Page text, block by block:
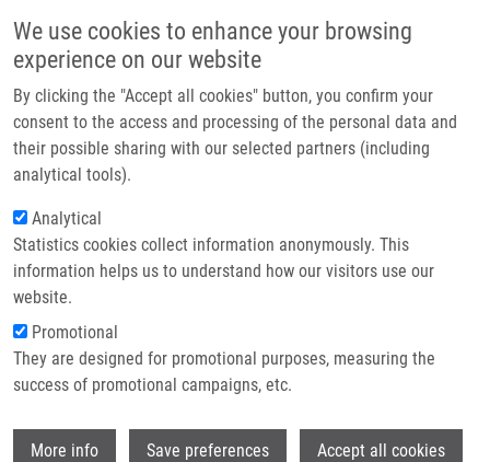
We use cookies to enhance your browsing
experience on our website
By clicking the "Accept all cookies" button, you confirm your
consent to the access and processing of the personal data and
their possible sharing with our selected partners (including
analytical tools).
Analytical
Statistics cookies collect information anonymously. This
information helps us to understand how our visitors use our
website.
Promotional
They are designed for promotional purposes, measuring the
success of promotional campaigns, etc.
More info Save preferences Accept all cookies
Main
Domů
Partner institutions
Technologie a služby
Kontakt
Drobečková navigace
Domů
Rapid And Efficient LC-MS/MS Diagnosis Of Inherited Metabolic
Disorders: a Semi-automated Workflow For Analysis Of Organic Acids,
Acylglycines, And Acylcarnitines In Urine
Rapid and efficient LC-MS/MS
diagnosis of inherited metabolic
disorders: a semi-automated
workflow for analysis of organic
acids, acylglycines, and
acylcarnitines in urine